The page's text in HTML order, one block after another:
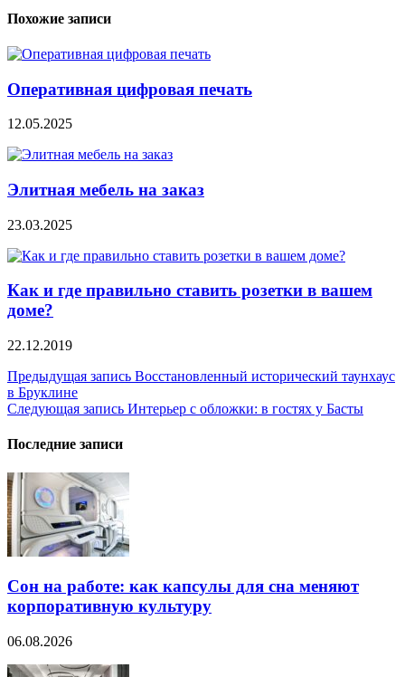
Похожие записи
Оперативная цифровая печать
12.05.2025
Элитная мебель на заказ
23.03.2025
Как и где правильно ставить розетки в вашем
доме?
22.12.2019
Навигация
по
Предыдущая запись Восстановленный исторический таунхаус
в Бруклине
Следующая запись Интерьер с обложки: в гостях у Басты
Последние записи
Сон на работе: как капсулы для сна меняют
корпоративную культуру
06.08.2026